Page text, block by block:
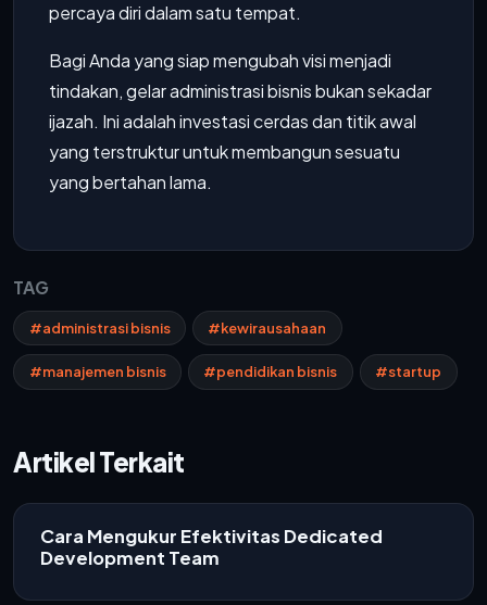
percaya diri dalam satu tempat.
Bagi Anda yang siap mengubah visi menjadi
tindakan, gelar administrasi bisnis bukan sekadar
ijazah. Ini adalah investasi cerdas dan titik awal
yang terstruktur untuk membangun sesuatu
yang bertahan lama.
TAG
#administrasi bisnis #kewirausahaan
#manajemen bisnis #pendidikan bisnis #startup
Artikel Terkait
Cara Mengukur Efektivitas Dedicated
Development Team